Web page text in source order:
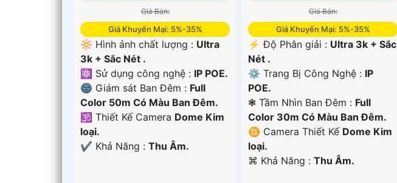
Giá Bán:
Giá Khuyến Mại: 5%-35%
🔆 Hình ảnh chất lượng : Ultra
3k + Sắc Nét .
⚛️ Sử dụng công nghệ : IP POE.
🌚 Giám sát Ban Đêm : Full
Color 50m Có Màu Ban Ðêm.
🕉️ Thiết Kế Camera Dome Kim
loại.
️✔️ Khả Năng : Thu Âm.
Giá Bán:
Giá Khuyến Mại: 5%-35%
️⚡ Độ Phân giải : Ultra 3k + Sắc
Nét .
⚙ Trang Bị Công Nghệ : IP
POE.
❃ Tầm Nhìn Ban Đêm : Full
Color 30m Có Màu Ban Ðêm.
♊ Camera Thiết Kế Dome Kim
loại.
️⌘ Khả Năng :Thu Âm.